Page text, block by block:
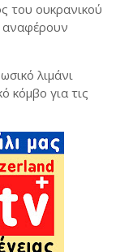
του ουκρανικού
αναφέρουν
λιμάνι
κόμβο για τις